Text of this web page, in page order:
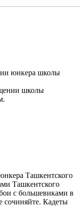
юнкера школы
школы
Ташкентского
Ташкентского
с большевиками в
сочиняйте. Кадеты